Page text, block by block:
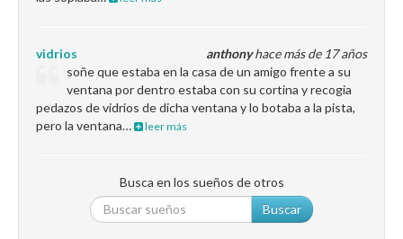
anthonyhace más de 17 años
vidrios
soñe que estaba en la casa de un amigo frente a su
ventana por dentro estaba con su cortina y recogia
pedazos de vidrios de dicha ventana y lo botaba a la pista,
pero la ventana…
leer más
Busca en los sueños de otros
Buscar